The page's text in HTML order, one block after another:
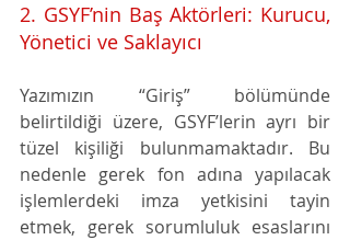
2. GSYF’nin Baş Aktörleri: Kurucu,
Yönetici ve Saklayıcı
Yazımızın “Giriş” bölümünde
belirtildiği üzere, GSYF’lerin ayrı bir
tüzel kişiliği bulunmamaktadır. Bu
nedenle gerek fon adına yapılacak
işlemlerdeki imza yetkisini tayin
etmek, gerek sorumluluk esaslarını